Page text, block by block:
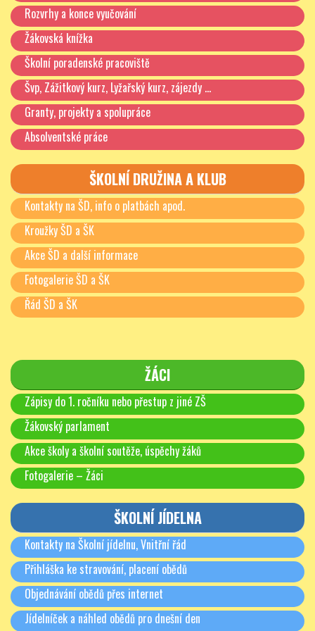
Rozvrhy a konce vyučování
Žákovská knížka
Školní poradenské pracoviště
Švp, Zážitkový kurz, Lyžařský kurz, zájezdy …
Granty, projekty a spolupráce
Absolventské práce
ŠKOLNÍ DRUŽINA A KLUB
Kontakty na ŠD, info o platbách apod.
Kroužky ŠD a ŠK
Akce ŠD a další informace
Fotogalerie ŠD a ŠK
Řád ŠD a ŠK
ŽÁCI
Zápisy do 1. ročníku nebo přestup z jiné ZŠ
Žákovský parlament
Akce školy a školní soutěže, úspěchy žáků
Fotogalerie – Žáci
ŠKOLNÍ JÍDELNA
Kontakty na Školní jídelnu, Vnitřní řád
Přihláška ke stravování, placení obědů
Objednávání obědů přes internet
Jídelníček a náhled obědů pro dnešní den